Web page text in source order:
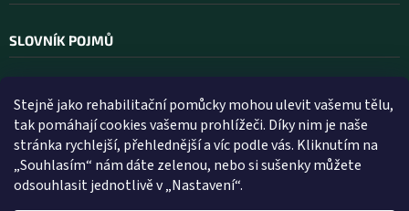
Stejně jako rehabilitační pomůcky mohou ulevit vašemu tělu,
tak pomáhají cookies vašemu prohlížeči. Díky nim je naše
stránka rychlejší, přehlednější a víc podle vás. Kliknutím na
„Souhlasím“ nám dáte zelenou, nebo si sušenky můžete
odsouhlasit jednotlivě v „Nastavení“.
SLOVNÍK POJMŮ
Kontakt
INFO@WELLEA.CZ
800 200 900